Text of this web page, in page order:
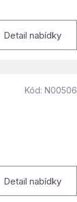
Detail nabídky
Kód: N00506
Detail nabídky